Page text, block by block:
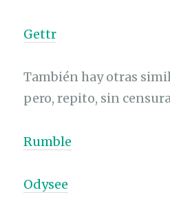
Gettr
También hay otras
pero, repito, sin
Rumble
Odysee